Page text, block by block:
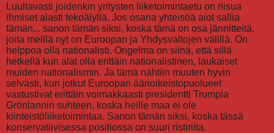
Luultavasti joidenkin yritysten liiketoimintaetu on riisua
ihmiset alasti tekoälyllä. Jos osana yhteisöä aiot sallia
tämän... sanon tämän siksi, koska tämä on osa jännitteitä,
joita meillä nyt on Euroopan ja Yhdysvaltojen välillä. On
helppoa olla nationalisti. Ongelma on siinä, että sillä
hetkellä kun alat olla erittäin nationalistinen, laukaiset
muiden nationalismin. Ja tämä nähtiin muuten hyvin
selvästi, kun jotkut Euroopan äärioikeistopuolueet
vastustivat erittäin voimakkaasti presidentti Trumpia
Grönlannin suhteen, koska heille maa ei ole
kiinteistöliiketoimintaa. Sanon tämän siksi, koska tässä
konservatiivisessa positiossa on suuri ristiriita.